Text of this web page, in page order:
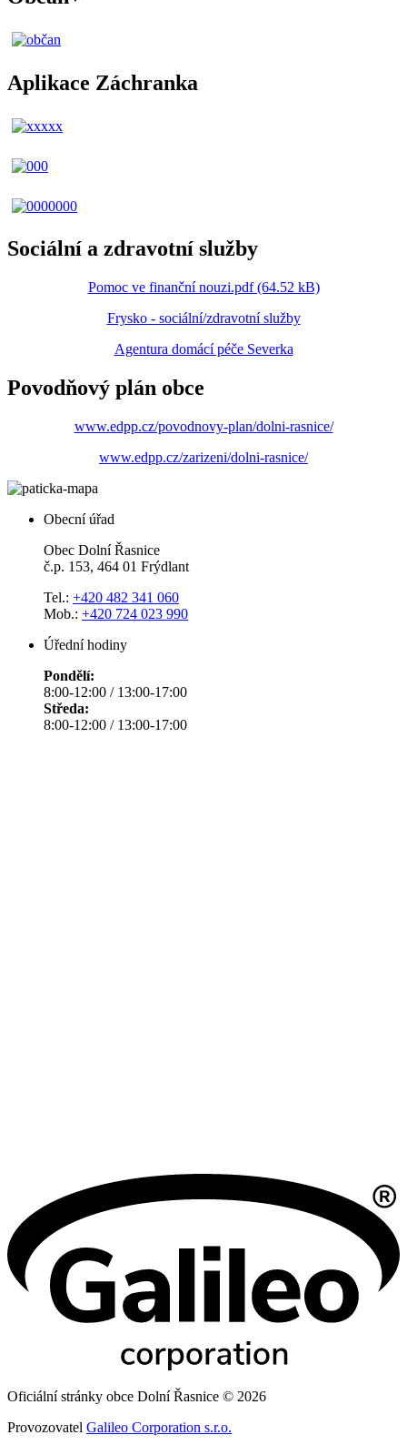
Aplikace Záchranka
Sociální a zdravotní služby
Pomoc ve finanční nouzi.pdf (64.52 kB)
Frysko - sociální/zdravotní služby
Agentura domácí péče Severka
Povodňový plán obce
www.edpp.cz/povodnovy-plan/dolni-rasnice/
www.edpp.cz/zarizeni/dolni-rasnice/
Obecní úřad
Obec Dolní Řasnice
č.p. 153, 464 01 Frýdlant
Tel.: +420 482 341 060
Mob.: +420 724 023 990
Úřední hodiny
Pondělí:
8:00-12:00 / 13:00-17:00
Středa:
8:00-12:00 / 13:00-17:00
Oficiální stránky obce Dolní Řasnice © 2026
Provozovatel Galileo Corporation s.r.o.